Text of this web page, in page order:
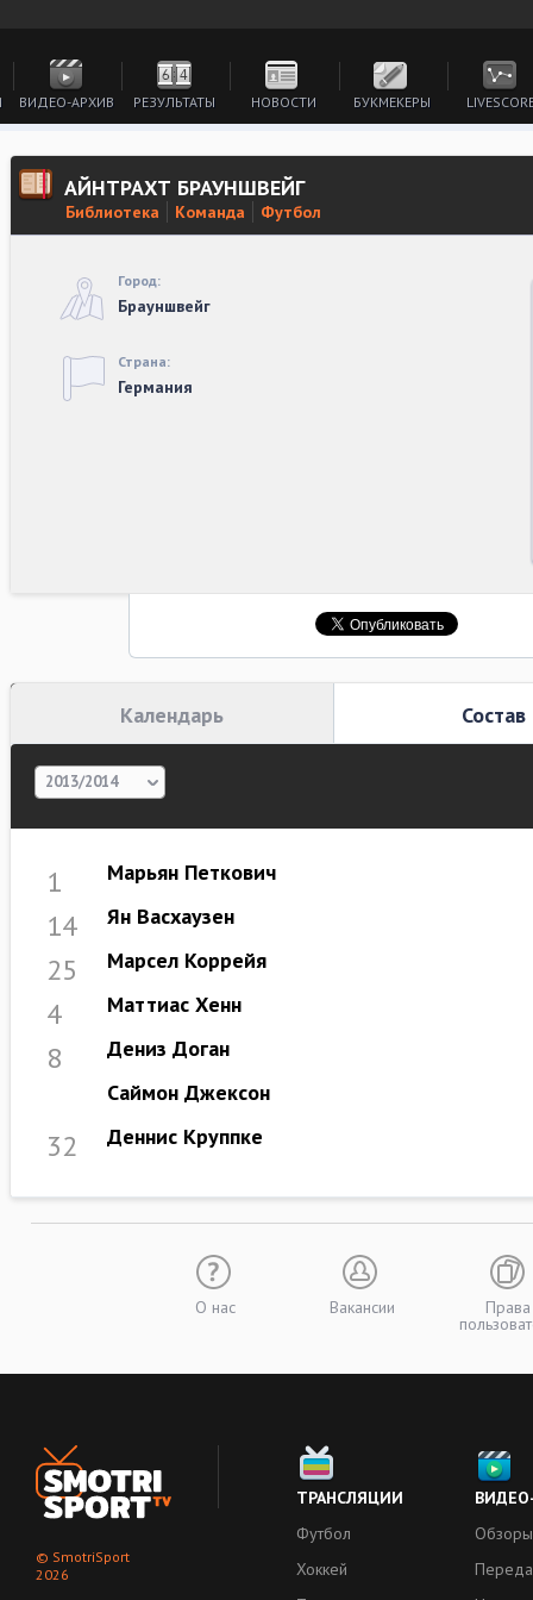
ВИДЕО-АРХИВ РЕЗУЛЬТАТЫ НОВОСТИ БУКМЕКЕРЫ
АЙНТРАХТ БРАУНШВЕЙГ
Библиотека Команда Футбол
Город:
Брауншвейг
Страна:
Германия
Календарь Состав
2013/2014
1 Марьян Петкович
14 Ян Васхаузен
25 Марсел Коррейя
4 Маттиас Хенн
8
Дениз Доган
Саймон Джексон
32 Деннис Круппке
О нас Вакансии Права
© SmotriSport
2026
ТРАНСЛЯЦИИ
Футбол
Хоккей
Обзоры